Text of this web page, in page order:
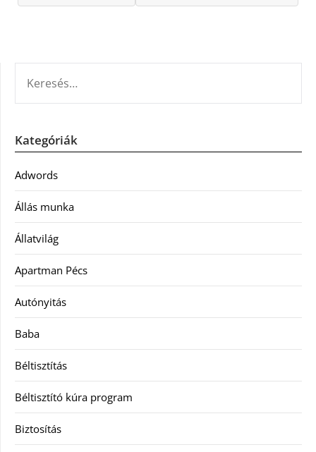
Kategóriák
Adwords
Állás munka
Állatvilág
Apartman Pécs
Autónyitás
Baba
Béltisztítás
Béltisztító kúra program
Biztosítás